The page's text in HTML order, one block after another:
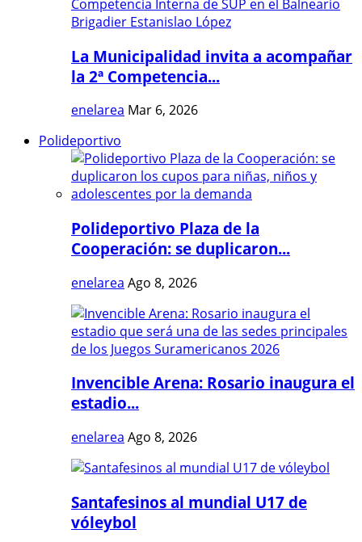
La Municipalidad invita a acompañar
la 2ª Competencia...
enelarea Mar 6, 2026
Polideportivo
Polideportivo Plaza de la
Cooperación: se duplicaron...
enelarea Ago 8, 2026
Invencible Arena: Rosario inaugura el
estadio...
enelarea Ago 8, 2026
Santafesinos al mundial U17 de
vóleybol